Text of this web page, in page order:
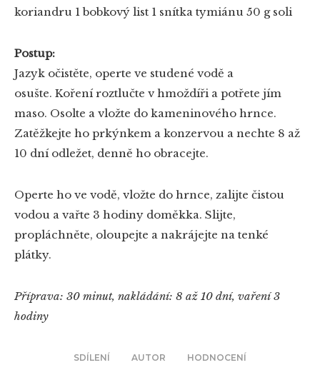
SDÍLENÍ AUTOR HODNOCENÍ
koriandru 1 bobkový list 1 snítka tymiánu 50 g soli
Postup:
Jazyk očistěte, operte ve studené vodě a
osušte. Koření roztlučte v hmoždíři a potřete jím
maso. Osolte a vložte do kameninového hrnce.
Zatěžkejte ho prkýnkem a konzervou a nechte 8 až
10 dní odležet, denně ho obracejte.
Operte ho ve vodě, vložte do hrnce, zalijte čistou
vodou a vařte 3 hodiny doměkka. Slijte,
propláchněte, oloupejte a nakrájejte na tenké
plátky.
Příprava: 30 minut, nakládání: 8 až 10 dní, vaření 3
hodiny